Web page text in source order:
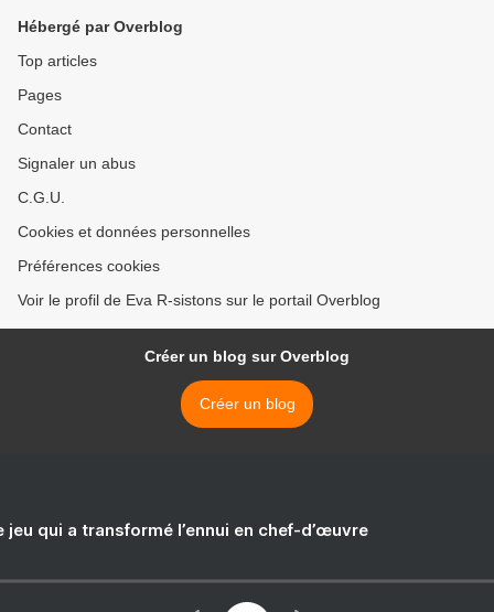
Hébergé par Overblog
Top articles
Pages
Contact
Signaler un abus
C.G.U.
Cookies et données personnelles
Préférences cookies
Voir le profil de Eva R-sistons sur le portail Overblog
Créer un blog sur Overblog
Créer un blog
jeu qui a transformé l’ennui en chef-d’œuvre